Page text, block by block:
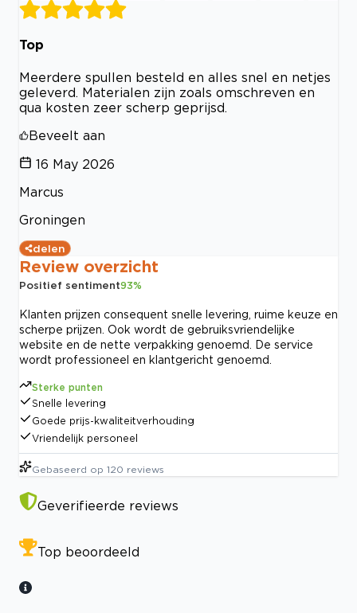
Top
Meerdere spullen besteld en alles snel en netjes
geleverd. Materialen zijn zoals omschreven en
qua kosten zeer scherp geprijsd.
Beveelt aan
16 May 2026
Marcus
Groningen
delen
Review overzicht
Positief sentiment93%
Klanten prijzen consequent snelle levering, ruime keuze en
scherpe prijzen. Ook wordt de gebruiksvriendelijke
website en de nette verpakking genoemd. De service
wordt professioneel en klantgericht genoemd.
Sterke punten
Snelle levering
Goede prijs-kwaliteitverhouding
Vriendelijk personeel
Gebaseerd op 120 reviews
Geverifieerde reviews
Top beoordeeld